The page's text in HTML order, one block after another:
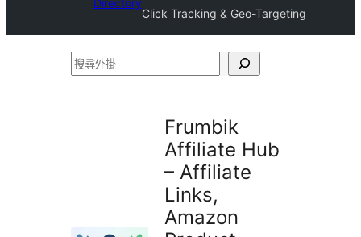
Directory
Click Tracking & Geo-Targeting
搜
Frumbik
Affiliate Hub
– Affiliate
Links,
Amazon